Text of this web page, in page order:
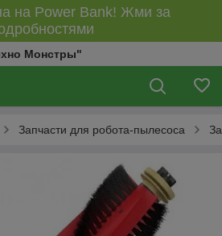
на Power Bank! Жми за
Монстры"
Запчасти для робота-пылесоса